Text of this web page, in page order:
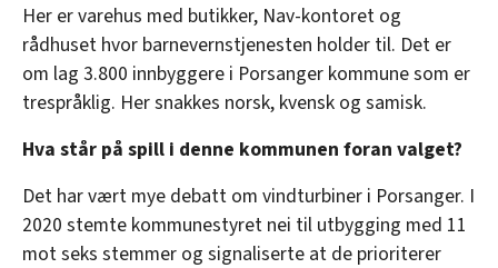
Her er varehus med butikker, Nav-kontoret og
rådhuset hvor barnevernstjenesten holder til. Det er
om lag 3.800 innbyggere i Porsanger kommune som er
trespråklig. Her snakkes norsk, kvensk og samisk.
Hva står på spill i denne kommunen foran valget?
Det har vært mye debatt om vindturbiner i Porsanger. I
2020 stemte kommunestyret nei til utbygging med 11
mot seks stemmer og signaliserte at de prioriterer